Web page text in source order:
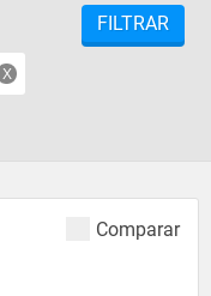
FILTRAR
Comparar